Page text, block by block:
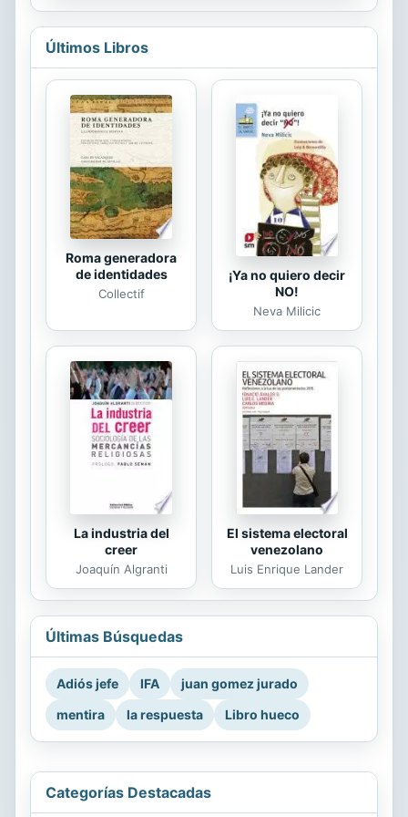
Últimos Libros
Roma generadora
de identidades
Collectif
¡Ya no quiero decir
NO!
Neva Milicic
La industria del
creer
Joaquín Algranti
El sistema electoral
venezolano
Luis Enrique Lander
Últimas Búsquedas
Adiós jefe IFA
juan gomez jurado
mentira
la respuesta Libro hueco
Categorías Destacadas